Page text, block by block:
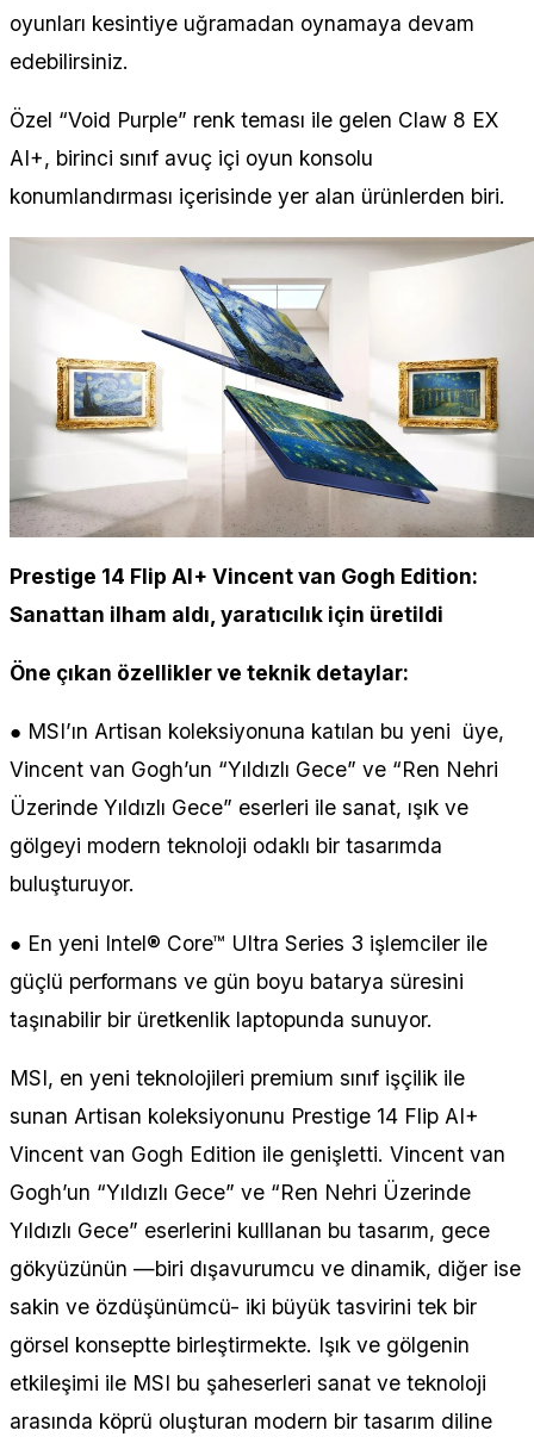
oyunları kesintiye uğramadan oynamaya devam
edebilirsiniz.
Özel “Void Purple” renk teması ile gelen Claw 8 EX
AI+, birinci sınıf avuç içi oyun konsolu
konumlandırması içerisinde yer alan ürünlerden biri.
Prestige 14 Flip AI+ Vincent van Gogh Edition:
Sanattan ilham aldı, yaratıcılık için üretildi
Öne çıkan özellikler ve teknik detaylar:
● MSI’ın Artisan koleksiyonuna katılan bu yeni üye,
Vincent van Gogh’un “Yıldızlı Gece” ve “Ren Nehri
Üzerinde Yıldızlı Gece” eserleri ile sanat, ışık ve
gölgeyi modern teknoloji odaklı bir tasarımda
buluşturuyor.
● En yeni Intel® Core™ Ultra Series 3 işlemciler ile
güçlü performans ve gün boyu batarya süresini
taşınabilir bir üretkenlik laptopunda sunuyor.
MSI, en yeni teknolojileri premium sınıf işçilik ile
sunan Artisan koleksiyonunu Prestige 14 Flip AI+
Vincent van Gogh Edition ile genişletti. Vincent van
Gogh’un “Yıldızlı Gece” ve “Ren Nehri Üzerinde
Yıldızlı Gece” eserlerini kulllanan bu tasarım, gece
gökyüzünün —biri dışavurumcu ve dinamik, diğer ise
sakin ve özdüşünümcü- iki büyük tasvirini tek bir
görsel konseptte birleştirmekte. Işık ve gölgenin
etkileşimi ile MSI bu şaheserleri sanat ve teknoloji
arasında köprü oluşturan modern bir tasarım diline